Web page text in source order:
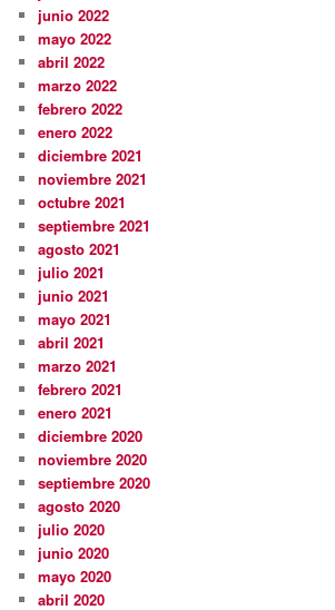
junio 2022
mayo 2022
abril 2022
marzo 2022
febrero 2022
enero 2022
diciembre 2021
noviembre 2021
octubre 2021
septiembre 2021
agosto 2021
julio 2021
junio 2021
mayo 2021
abril 2021
marzo 2021
febrero 2021
enero 2021
diciembre 2020
noviembre 2020
septiembre 2020
agosto 2020
julio 2020
junio 2020
mayo 2020
abril 2020